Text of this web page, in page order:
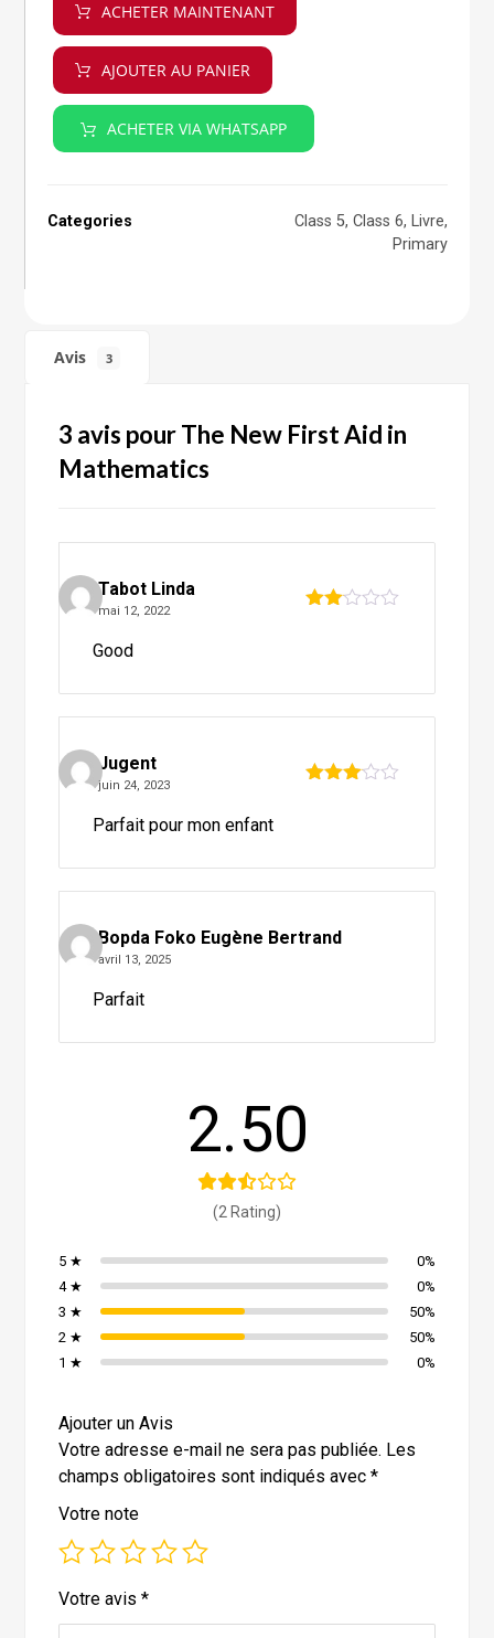
ACHETER MAINTENANT
AJOUTER AU PANIER
ACHETER VIA WHATSAPP
Categories Class 5, Class 6, Livre,
Primary
Avis 3
3 avis pourThe New First Aid in
Mathematics
Tabot Linda
mai 12, 2022
Good
Jugent
juin 24, 2023
Parfait pour mon enfant
Bopda Foko Eugène Bertrand
avril 13, 2025
Parfait
2.50
(2 Rating)
5 ★
0%
4 ★
0%
3 ★
50%
2 ★
50%
1 ★
0%
Ajouter un Avis
Votre adresse e-mail ne sera pas publiée. Les
champs obligatoires sont indiqués avec*
Votre note
Votre avis*